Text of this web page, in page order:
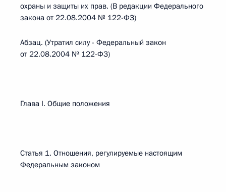
охраны и защиты их прав. (В редакции Федерального
закона от 22.08.2004 № 122-ФЗ)
Абзац. (Утратил силу - Федеральный закон
от 22.08.2004 № 122-ФЗ)
Глава I. Общие положения
Статья 1. Отношения, регулируемые настоящим
Федеральным законом